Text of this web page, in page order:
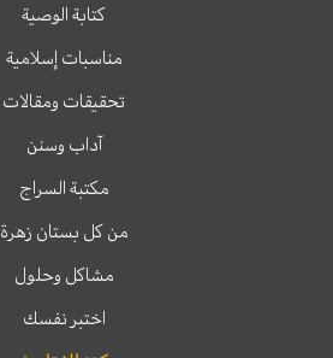
كتابة الوصية
مناسبات إسلامية
تحقيقات ومقالات
آداب وسنن
مكتبة السراج
من كل بستان زهرة
مشاكل وحلول
اختبر نفسك